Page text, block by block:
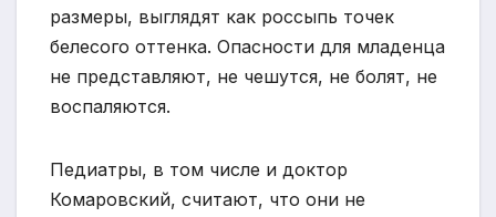
размеры, выглядят как россыпь точек
белесого оттенка. Опасности для младенца
не представляют, не чешутся, не болят, не
воспаляются.
Педиатры, в том числе и доктор
Комаровский, считают, что они не